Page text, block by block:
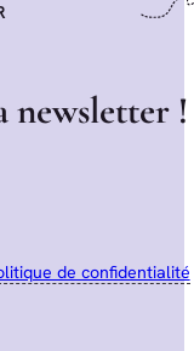
newsletter !
de confidentialité